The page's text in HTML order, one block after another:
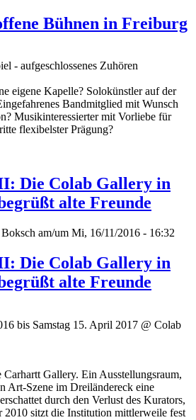
Bühnen in Freiburg
- aufgeschlossenes Zuhören
eigene Kapelle? Solokünstler auf der
Bandmitglied mit Wunsch
Musikinteressierter mit Vorliebe für
flexibelster Prägung?
Die Colab Gallery in
alte Freunde
am/um Mi, 16/11/2016 - 16:32
Die Colab Gallery in
alte Freunde
bis Samstag 15. April 2017 @ Colab
Gallery. Ein Ausstellungsraum,
Art-Szene im Dreiländereck eine
durch den Verlust des Kurators,
sitzt die Institution mittlerweile fest